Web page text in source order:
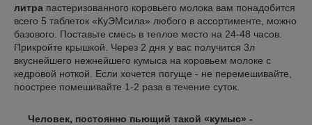
литра пастеризованного коровьего молока вам понадобится
всего 5 таблеток «КуЭМсила» любого в ассортименте, можно
базового. Поставьте смесь в теплое место на 24-48 часов.
Прикройте крышкой. Через 2 дня у вас получится 3л
вкуснейшего нежнейшего кумыса на коровьем молоке с
кедровой ноткой. Если хочется погуще - не перемешивайте,
поострее помешивайте 1-2 раза в течение суток.
Человек, постоянно пьющий такой «кумыс» -